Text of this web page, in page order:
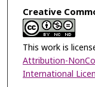
Creative
This work is
Attribution-
International